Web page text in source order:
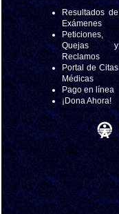
Resultados de
Exámenes
Peticiones,
Quejas y
Reclamos
Portal de Citas
Médicas
Pago en línea
¡Dona Ahora!